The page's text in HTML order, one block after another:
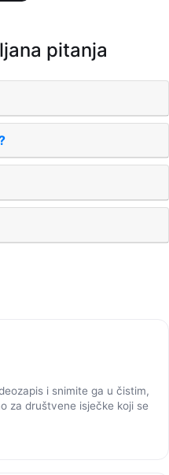
pitanja
i snimite ga u čistim,
za društvene isječke koji se